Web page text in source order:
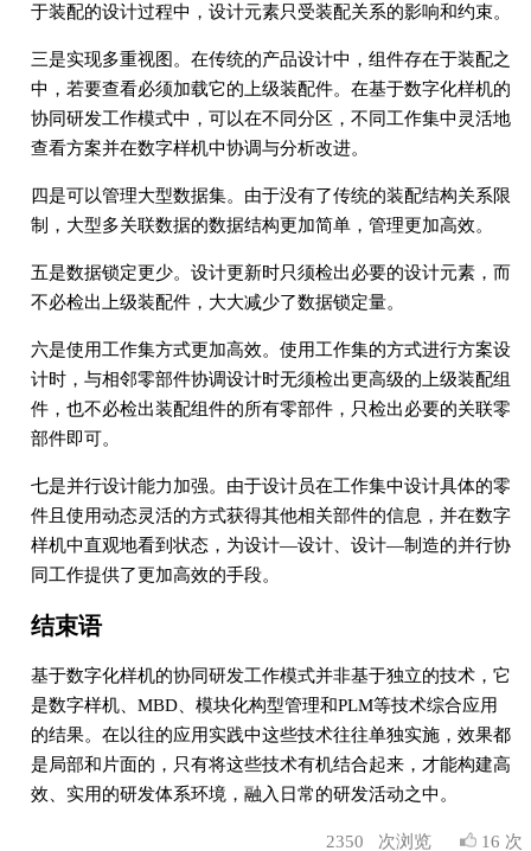
于装配的设计过程中，设计元素只受装配关系的影响和约束。
三是实现多重视图。在传统的产品设计中，组件存在于装配之
中，若要查看必须加载它的上级装配件。在基于数字化样机的
协同研发工作模式中，可以在不同分区，不同工作集中灵活地
查看方案并在数字样机中协调与分析改进。
四是可以管理大型数据集。由于没有了传统的装配结构关系限
制，大型多关联数据的数据结构更加简单，管理更加高效。
五是数据锁定更少。设计更新时只须检出必要的设计元素，而
不必检出上级装配件，大大减少了数据锁定量。
六是使用工作集方式更加高效。使用工作集的方式进行方案设
计时，与相邻零部件协调设计时无须检出更高级的上级装配组
件，也不必检出装配组件的所有零部件，只检出必要的关联零
部件即可。
七是并行设计能力加强。由于设计员在工作集中设计具体的零
件且使用动态灵活的方式获得其他相关部件的信息，并在数字
样机中直观地看到状态，为设计—设计、设计—制造的并行协
同工作提供了更加高效的手段。
结束语
基于数字化样机的协同研发工作模式并非基于独立的技术，它
是数字样机、MBD、模块化构型管理和PLM等技术综合应用
的结果。在以往的应用实践中这些技术往往单独实施，效果都
是局部和片面的，只有将这些技术有机结合起来，才能构建高
效、实用的研发体系环境，融入日常的研发活动之中。
2350 次浏览 16 次